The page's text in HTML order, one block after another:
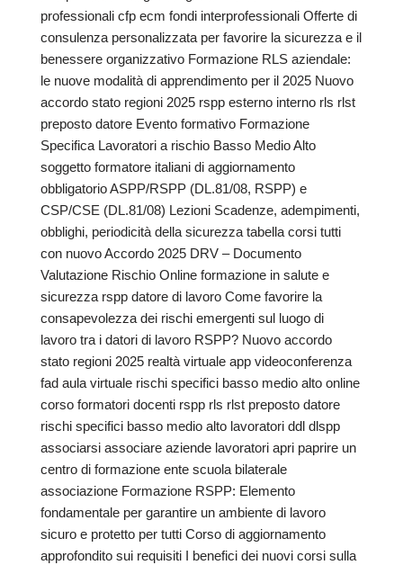
professionali cfp ecm fondi interprofessionali Offerte di
consulenza personalizzata per favorire la sicurezza e il
benessere organizzativo Formazione RLS aziendale:
le nuove modalità di apprendimento per il 2025 Nuovo
accordo stato regioni 2025 rspp esterno interno rls rlst
preposto datore Evento formativo Formazione
Specifica Lavoratori a rischio Basso Medio Alto
soggetto formatore italiani di aggiornamento
obbligatorio ASPP/RSPP (DL.81/08, RSPP) e
CSP/CSE (DL.81/08) Lezioni Scadenze, adempimenti,
obblighi, periodicità della sicurezza tabella corsi tutti
con nuovo Accordo 2025 DRV – Documento
Valutazione Rischio Online formazione in salute e
sicurezza rspp datore di lavoro Come favorire la
consapevolezza dei rischi emergenti sul luogo di
lavoro tra i datori di lavoro RSPP? Nuovo accordo
stato regioni 2025 realtà virtuale app videoconferenza
fad aula virtuale rischi specifici basso medio alto online
corso formatori docenti rspp rls rlst preposto datore
rischi specifici basso medio alto lavoratori ddl dlspp
associarsi associare aziende lavoratori apri paprire un
centro di formazione ente scuola bilaterale
associazione Formazione RSPP: Elemento
fondamentale per garantire un ambiente di lavoro
sicuro e protetto per tutti Corso di aggiornamento
approfondito sui requisiti I benefici dei nuovi corsi sulla